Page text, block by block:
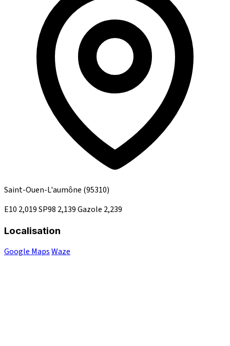
Saint-Ouen-L'aumône (95310)
E10 2,019SP98 2,139Gazole 2,239
Localisation
Google MapsWaze